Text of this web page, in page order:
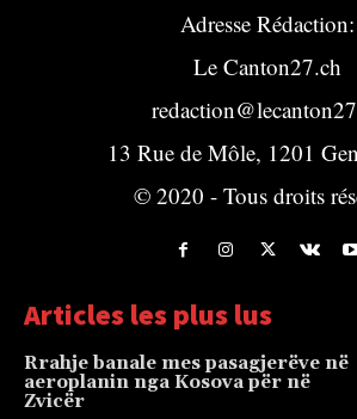
Adresse Rédaction:
Le Canton27.ch
13 Rue de Môle, 1201
© 2020 - Tous droits
Articles les plus lus
Rrahje banale mes pasagjerëve në
aeroplanin nga Kosova për në
Zvicër